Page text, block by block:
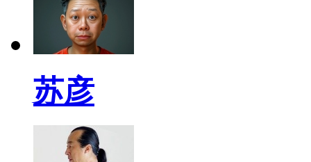
苏彦